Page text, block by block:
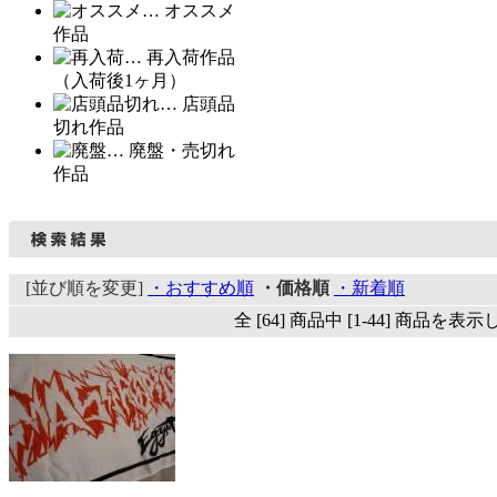
… オススメ
作品
… 再入荷作品
（入荷後1ヶ月）
… 店頭品
切れ作品
… 廃盤・売切れ
作品
[並び順を変更] ・おすすめ順 ・価格順
・新着順
全 [64] 商品中 [1-44] 商品を表示